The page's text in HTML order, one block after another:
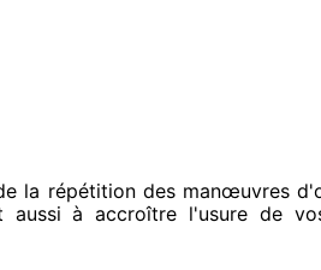
la répétition des manœuvres
aussi à accroître l'usure de